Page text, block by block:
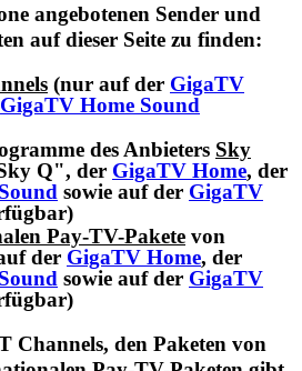
angebotenen Sender und
auf dieser Seite zu finden:
(nur auf der GigaTV
GigaTV Home Sound
des Anbieters Sky
Q", der GigaTV Home, der
sowie auf der GigaTV
Pay-TV-Pakete von
der GigaTV Home, der
sowie auf der GigaTV
Channels, den Paketen von